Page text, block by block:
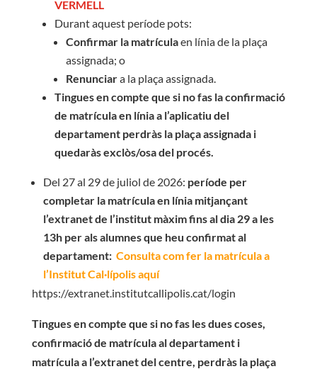
VERMELL
Durant aquest període pots:
Confirmar la matrículaen línia de la plaça
assignada; o
Renunciara la plaça assignada.
Tingues en compte que si no fas la confirmació
de matrícula en línia a l’aplicatiu del
departament perdràs la plaça assignada i
quedaràs exclòs/osa del procés.
Del 27 al 29 de juliol de 2026: període per
completar la matrícula en línia mitjançant
l’extranet de l’institut màxim fins al dia 29 a les
13h per als alumnes que heu confirmat al
departament: Consulta com fer la matrícula a
l’Institut Cal·lípolisaquí
https://extranet.institutcallipolis.cat/login
Tingues en compte que si no fas les dues coses,
confirmació de matrícula al departament i
matrícula a l’extranet del centre, perdràs la plaça